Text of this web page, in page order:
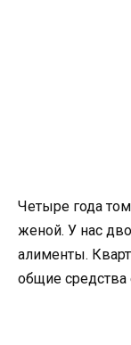
Четыре года
женой. У нас
алименты.
общие средства